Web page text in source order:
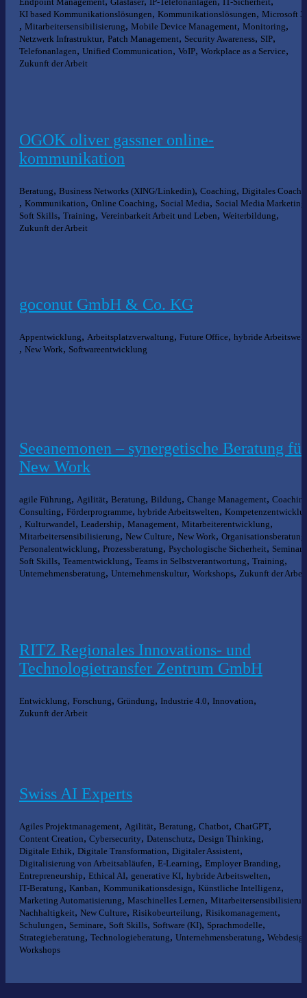
KI based Kommunikationslösungen, Kommunikationslösungen, Microsoft
, Mitarbeitersensibilisierung, Mobile Device Management, Monitoring,
Netzwerk Infrastruktur, Patch Management, Security Awareness, SIP,
Telefonanlagen, Unified Communication, VoIP, Workplace as a Service,
Zukunft der Arbeit
OGOK oliver gassner online-
kommunikation
Beratung, Business Networks (XING/Linkedin), Coaching, Digitales
, Kommunikation, Online Coaching, Social Media, Social Media Marketing
Soft Skills, Training, Vereinbarkeit Arbeit und Leben, Weiterbildung,
Zukunft der Arbeit
goconut GmbH & Co. KG
Appentwicklung, Arbeitsplatzverwaltung, Future Office, hybride
, New Work, Softwareentwicklung
Seeanemonen – synergetische Beratung für
New Work
agile Führung, Agilität, Beratung, Bildung, Change Management,
Consulting, Förderprogramme, hybride Arbeitswelten,
, Kulturwandel, Leadership, Management, Mitarbeiterentwicklung,
Mitarbeitersensibilisierung, New Culture, New Work, Organisationsberatung
Personalentwicklung, Prozessberatung, Psychologische Sicherheit, Seminare
Soft Skills, Teamentwicklung, Teams in Selbstverantwortung, Training,
Unternehmensberatung, Unternehmenskultur, Workshops, Zukunft der Arbeit
RITZ Regionales Innovations- und
Technologietransfer Zentrum GmbH
Entwicklung, Forschung, Gründung, Industrie 4.0, Innovation,
Zukunft der Arbeit
Swiss AI Experts
Agiles Projektmanagement, Agilität, Beratung, Chatbot, ChatGPT,
Content Creation, Cybersecurity, Datenschutz, Design Thinking,
Digitale Ethik, Digitale Transformation, Digitaler Assistent,
Digitalisierung von Arbeitsabläufen, E-Learning, Employer Branding,
Entrepreneurship, Ethical AI, generative KI, hybride Arbeitswelten,
IT-Beratung, Kanban, Kommunikationsdesign, Künstliche Intelligenz,
Marketing Automatisierung, Maschinelles Lernen,
Nachhaltigkeit, New Culture, Risikobeurteilung, Risikomanagement,
Schulungen, Seminare, Soft Skills, Software (KI), Sprachmodelle,
Strategieberatung, Technologieberatung, Unternehmensberatung,
Workshops